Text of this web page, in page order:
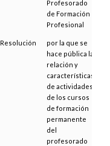
Profesorado
de Formación
Profesional
Resolución
por la que se
hace pública la
relación y
características
de actividades
de los cursos
de formación
permanente
del
profesorado